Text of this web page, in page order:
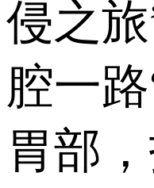
侵之
腔一
胃部